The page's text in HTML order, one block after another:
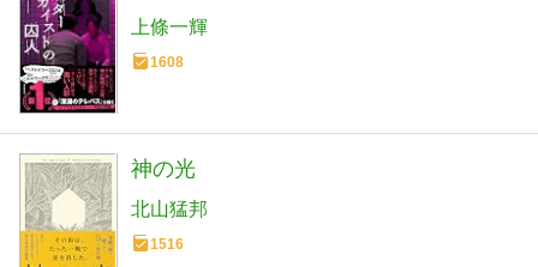
上條一輝
1608
神の光
北山猛邦
1516